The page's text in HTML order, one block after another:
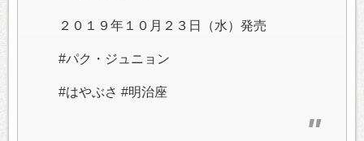
２０１９年１０月２３日（水）発売
#パク・ジュニョン
#はやぶさ #明治座